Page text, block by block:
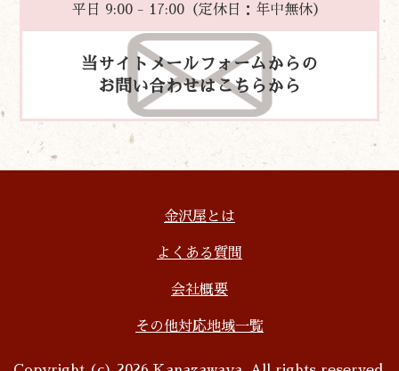
平日 9:00 - 17:00（定休日：年中無休）
当サイトメールフォームからの
お問い合わせはこちらから
金沢屋とは
よくある質問
会社概要
その他対応地域一覧